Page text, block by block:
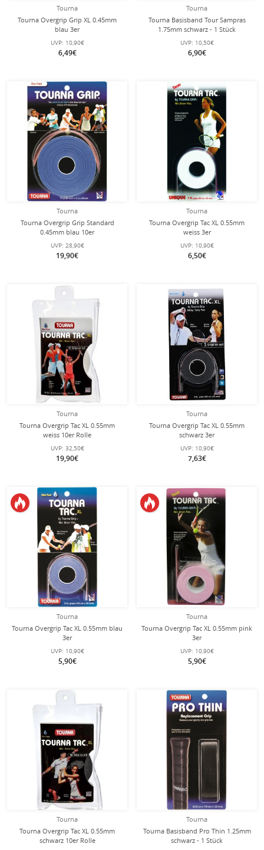
Tourna
Tourna Overgrip Grip XL 0.45mm
blau 3er
UVP: 10,90€
6,49€
Tourna
Tourna Basisband Tour Sampras
1.75mm schwarz - 1 Stück
UVP: 10,50€
6,90€
Tourna
Tourna Overgrip Grip Standard
0.45mm blau 10er
UVP: 28,90€
19,90€
Tourna
Tourna Overgrip Tac XL 0.55mm
weiss 3er
UVP: 10,90€
6,50€
Tourna
Tourna Overgrip Tac XL 0.55mm
weiss 10er Rolle
UVP: 32,50€
19,90€
Tourna
Tourna Overgrip Tac XL 0.55mm
schwarz 3er
UVP: 10,90€
7,63€
Tourna
Tourna Overgrip Tac XL 0.55mm blau
3er
UVP: 10,90€
5,90€
Tourna
Tourna Overgrip Tac XL 0.55mm pink
3er
UVP: 10,90€
5,90€
Tourna
Tourna Overgrip Tac XL 0.55mm
schwarz 10er Rolle
Tourna
Tourna Basisband Pro Thin 1.25mm
schwarz - 1 Stück